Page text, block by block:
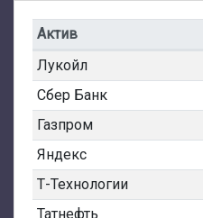
Актив
Лукойл
Сбер Банк
Газпром
Яндекс
Т-Технологии
Татнефть